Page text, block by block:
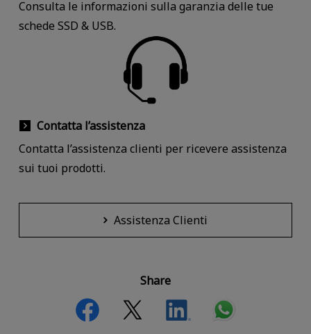
Consulta le informazioni sulla garanzia delle tue
schede SSD & USB.
Contatta l’assistenza
Contatta l’assistenza clienti per ricevere assistenza
sui tuoi prodotti.
Assistenza Clienti
Share